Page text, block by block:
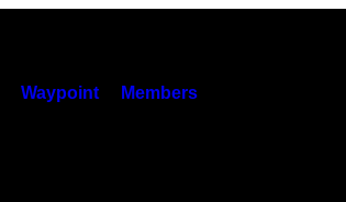
Waypoint Members